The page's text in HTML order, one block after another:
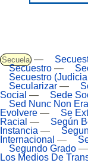
Secuela —
Secuestro —
Secuestro
Secularizar —
Social — Sede
Sed Nunc Non
Evolvere — Se
Racial —
Según
Instancia —
Internacional —
Segundo Grado —
Los Medios De